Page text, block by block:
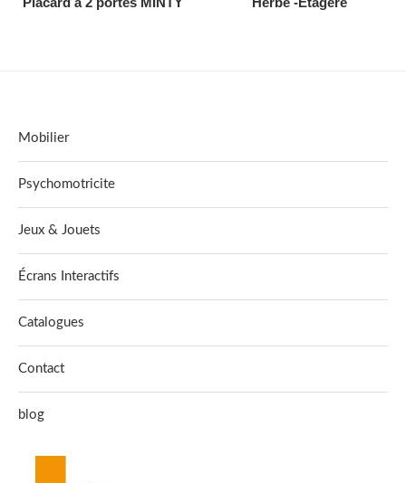
Mobilier
Psychomotricite
Jeux & Jouets
Écrans Interactifs
Catalogues
Contact
blog